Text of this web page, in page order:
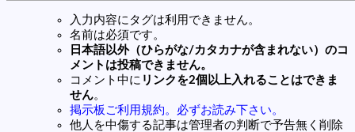
入力内容にタグは利用できません。
名前は必須です。
日本語以外（ひらがな/カタカナが含まれない）のコ
メントは投稿できません。
コメント中に リンクを2個以上入れることはできま
せん。
掲示板ご利用規約。必ずお読み下さい。
他人を中傷する記事は管理者の判断で予告無く削除